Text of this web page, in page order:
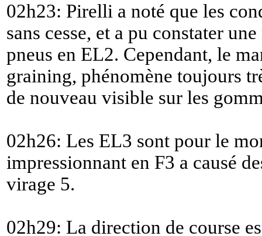
02h23: Pirelli a noté que les
sans cesse, et a pu constater
pneus en EL2. Cependant, le
graining, phénomène toujours
de nouveau visible sur les
02h26: Les EL3 sont pour le
impressionnant en F3 a causé
virage 5.
02h29: La direction de course